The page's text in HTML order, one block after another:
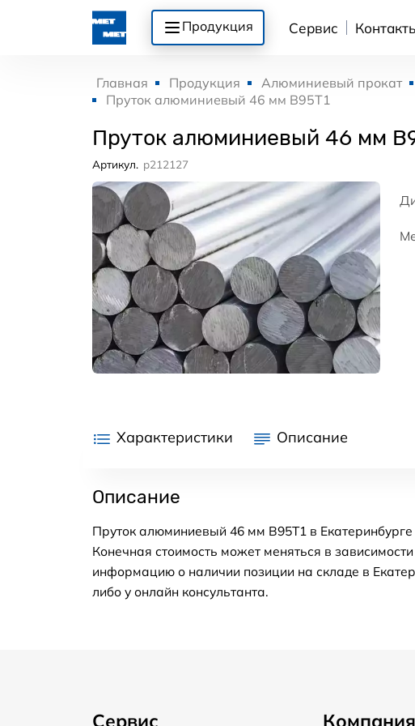
Продукция Сервис
Главная Продукция Алюминиевый прокат
Пруток алюминиевый 46 мм В95Т1
Пруток алюминиевый 46 мм
Артикул. p212127
Характеристики Описание
Описание
Пруток алюминиевый 46 мм В95Т1 в
Конечная стоимость может меняться в
информацию о наличии позиции на складе в
либо у онлайн консультанта.
Сервис Компания